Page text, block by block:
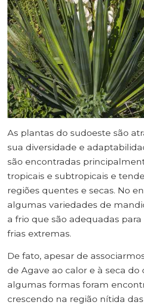
As plantas do sudoeste são
sua diversidade e
são encontradas
tropicais e subtropicais e
regiões quentes e secas. No
algumas variedades de
a frio que são adequadas
frias extremas.
De fato, apesar de
de Agave ao calor e à seca do
algumas formas foram
crescendo na região nítida